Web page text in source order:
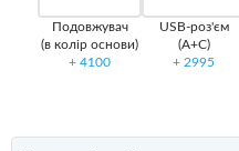
Подовжувач
(в колір основи)
+ 4100
USB-роз'єм
(A+C)
+ 2995